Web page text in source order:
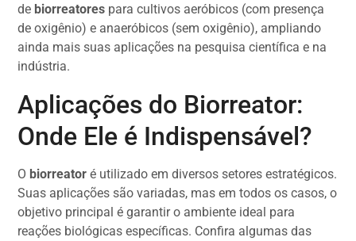
de biorreatores para cultivos aeróbicos (com presença
de oxigênio) e anaeróbicos (sem oxigênio), ampliando
ainda mais suas aplicações na pesquisa científica e na
indústria.
Aplicações do Biorreator:
Onde Ele é Indispensável?
O biorreator é utilizado em diversos setores estratégicos.
Suas aplicações são variadas, mas em todos os casos, o
objetivo principal é garantir o ambiente ideal para
reações biológicas específicas. Confira algumas das